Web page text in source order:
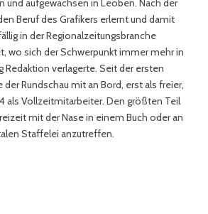
und aufgewachsen in Leoben. Nach der
Beruf des Grafikers erlernt und damit
in der Regionalzeitungsbranche
wo sich der Schwerpunkt immer mehr in
Redaktion verlagerte. Seit der ersten
der Rundschau mit an Bord, erst als freier,
als Vollzeitmitarbeiter. Den größten Teil
mit der Nase in einem Buch oder an
Staffelei anzutreffen.